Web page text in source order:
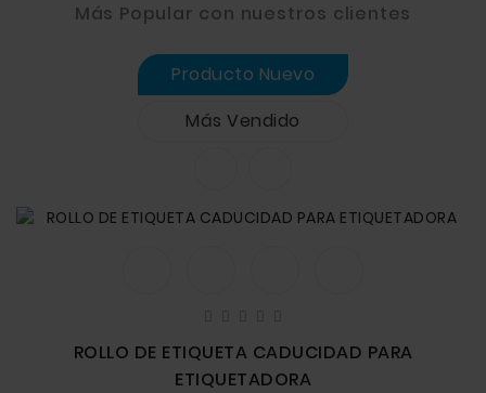
Más Popular con nuestros clientes
Producto Nuevo
Más Vendido
ROLLO DE ETIQUETA CADUCIDAD PARA
ETIQUETADORA